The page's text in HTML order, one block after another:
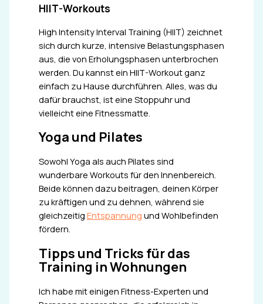
HIIT-Workouts
High Intensity Interval Training (HIIT) zeichnet
sich durch kurze, intensive Belastungsphasen
aus, die von Erholungsphasen unterbrochen
werden. Du kannst ein HIIT-Workout ganz
einfach zu Hause durchführen. Alles, was du
dafür brauchst, ist eine Stoppuhr und
vielleicht eine Fitnessmatte.
Yoga und Pilates
Sowohl Yoga als auch Pilates sind
wunderbare Workouts für den Innenbereich.
Beide können dazu beitragen, deinen Körper
zu kräftigen und zu dehnen, während sie
gleichzeitig Entspannung und Wohlbefinden
fördern.
Tipps und Tricks für das
Training in Wohnungen
Ich habe mit einigen Fitness-Experten und